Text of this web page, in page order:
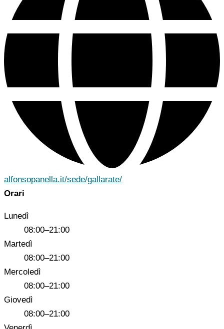
alfonsopanella.it/sede/gallarate/
Orari
Lunedì
08:00–21:00
Martedì
08:00–21:00
Mercoledì
08:00–21:00
Giovedì
08:00–21:00